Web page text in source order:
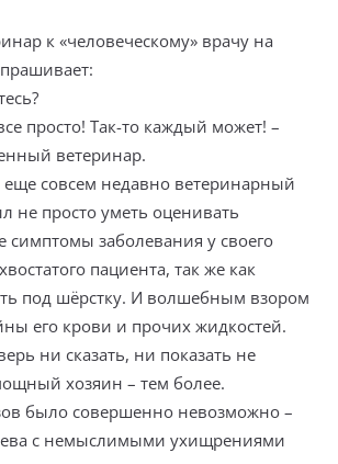
к «человеческому» врачу на
просто! Так-то каждый может! –
ветеринар.
еще совсем недавно ветеринарный
не просто уметь оценивать
заболевания у своего
пациента, так же как
под шёрстку. И волшебным взором
его крови и прочих жидкостей.
ни сказать, ни показать не
хозяин – тем более.
было совершенно невозможно –
с немыслимыми ухищрениями